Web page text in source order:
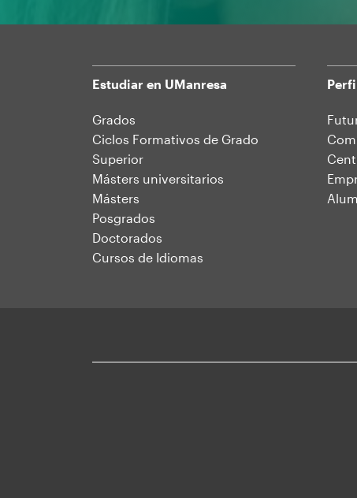
Mapa
web
Estudiar en UManresa
Grados
Ciclos Formativos de Grado
Superior
Másters universitarios
Másters
Posgrados
Doctorados
Cursos de Idiomas